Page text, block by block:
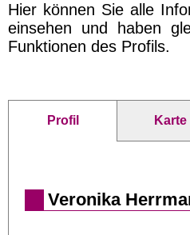
Hier können Sie alle
einsehen und haben
Funktionen des Profils.
Profil Karte
Veronika